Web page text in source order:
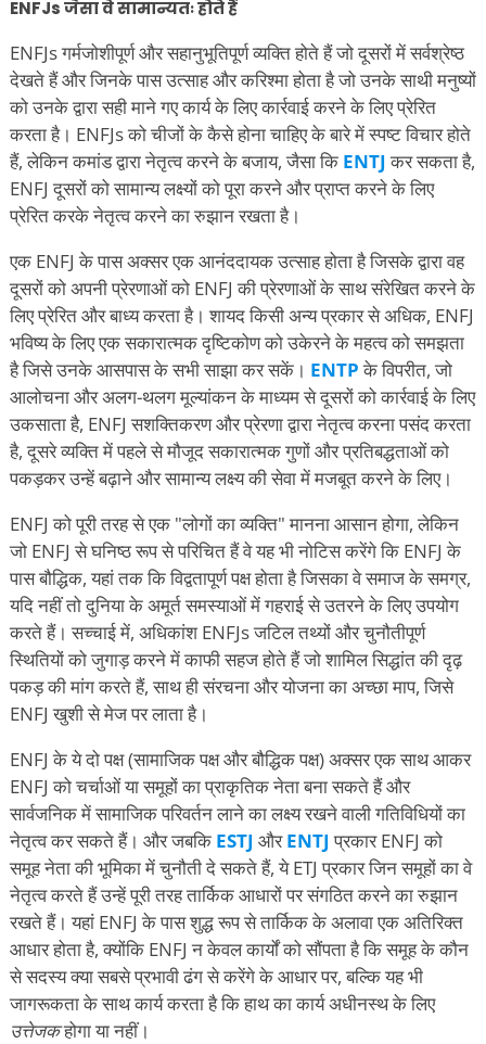
ENFJs जैसा वे सामान्यतः होते हैं
ENFJs गर्मजोशीपूर्ण और सहानुभूतिपूर्ण व्यक्ति होते हैं जो दूसरों में सर्वश्रेष्ठ
देखते हैं और जिनके पास उत्साह और करिश्मा होता है जो उनके साथी मनुष्यों
को उनके द्वारा सही माने गए कार्य के लिए कार्रवाई करने के लिए प्रेरित
करता है। ENFJs को चीजों के कैसे होना चाहिए के बारे में स्पष्ट विचार होते
हैं, लेकिन कमांड द्वारा नेतृत्व करने के बजाय, जैसा कि ENTJकर सकता है,
ENFJ दूसरों को सामान्य लक्ष्यों को पूरा करने और प्राप्त करने के लिए
प्रेरित करके नेतृत्व करने का रुझान रखता है।
एक ENFJ के पास अक्सर एक आनंददायक उत्साह होता है जिसके द्वारा वह
दूसरों को अपनी प्रेरणाओं को ENFJ की प्रेरणाओं के साथ संरेखित करने के
लिए प्रेरित और बाध्य करता है। शायद किसी अन्य प्रकार से अधिक, ENFJ
भविष्य के लिए एक सकारात्मक दृष्टिकोण को उकेरने के महत्व को समझता
है जिसे उनके आसपास के सभी साझा कर सकें। ENTPके विपरीत, जो
आलोचना और अलग-थलग मूल्यांकन के माध्यम से दूसरों को कार्रवाई के लिए
उकसाता है, ENFJ सशक्तिकरण और प्रेरणा द्वारा नेतृत्व करना पसंद करता
है, दूसरे व्यक्ति में पहले से मौजूद सकारात्मक गुणों और प्रतिबद्धताओं को
पकड़कर उन्हें बढ़ाने और सामान्य लक्ष्य की सेवा में मजबूत करने के लिए।
ENFJ को पूरी तरह से एक "लोगों का व्यक्ति" मानना आसान होगा, लेकिन
जो ENFJ से घनिष्ठ रूप से परिचित हैं वे यह भी नोटिस करेंगे कि ENFJ के
पास बौद्धिक, यहां तक कि विद्वतापूर्ण पक्ष होता है जिसका वे समाज के समग्र,
यदि नहीं तो दुनिया के अमूर्त समस्याओं में गहराई से उतरने के लिए उपयोग
करते हैं। सच्चाई में, अधिकांश ENFJs जटिल तथ्यों और चुनौतीपूर्ण
स्थितियों को जुगाड़ करने में काफी सहज होते हैं जो शामिल सिद्धांत की दृढ़
पकड़ की मांग करते हैं, साथ ही संरचना और योजना का अच्छा माप, जिसे
ENFJ खुशी से मेज पर लाता है।
ENFJ के ये दो पक्ष (सामाजिक पक्ष और बौद्धिक पक्ष) अक्सर एक साथ आकर
ENFJ को चर्चाओं या समूहों का प्राकृतिक नेता बना सकते हैं और
सार्वजनिक में सामाजिक परिवर्तन लाने का लक्ष्य रखने वाली गतिविधियों का
नेतृत्व कर सकते हैं। और जबकि ESTJ औरENTJप्रकार ENFJ को
समूह नेता की भूमिका में चुनौती दे सकते हैं, ये ETJ प्रकार जिन समूहों का वे
नेतृत्व करते हैं उन्हें पूरी तरह तार्किक आधारों पर संगठित करने का रुझान
रखते हैं। यहां ENFJ के पास शुद्ध रूप से तार्किक के अलावा एक अतिरिक्त
आधार होता है, क्योंकि ENFJ न केवल कार्यों को सौंपता है कि समूह के कौन
से सदस्य क्या सबसे प्रभावी ढंग से करेंगे के आधार पर, बल्कि यह भी
जागरूकता के साथ कार्य करता है कि हाथ का कार्य अधीनस्थ के लिए
उत्तेजकहोगा या नहीं।